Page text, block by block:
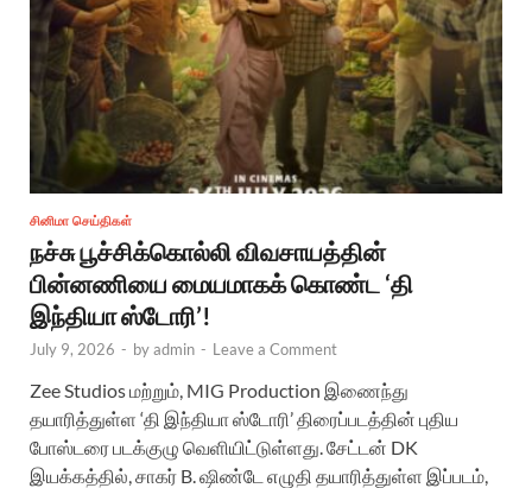
சினிமா செய்திகள்
நச்சு பூச்சிக்கொல்லி விவசாயத்தின்
பின்னணியை மையமாகக் கொண்ட ‘தி
இந்தியா ஸ்டோரி’!
July 9, 2026 - byadmin - Leave a Comment
Zee Studios மற்றும், MIG Production இணைந்து
தயாரித்துள்ள ‘தி இந்தியா ஸ்டோரி’ திரைப்படத்தின் புதிய
போஸ்டரை படக்குழு வெளியிட்டுள்ளது. சேட்டன் DK
இயக்கத்தில், சாகர் B. ஷிண்டே எழுதி தயாரித்துள்ள இப்படம்,